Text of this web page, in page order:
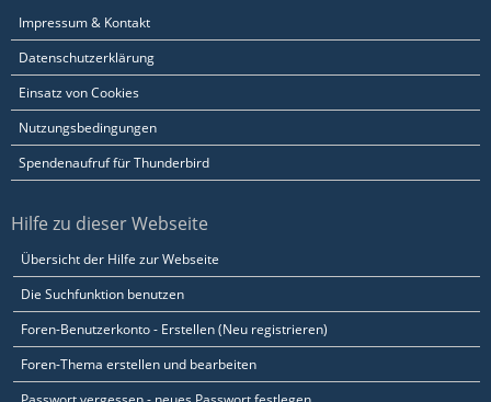
Impressum & Kontakt
Datenschutzerklärung
Einsatz von Cookies
Nutzungsbedingungen
Spendenaufruf für Thunderbird
Hilfe zu dieser Webseite
Übersicht der Hilfe zur Webseite
Die Suchfunktion benutzen
Foren-Benutzerkonto - Erstellen (Neu registrieren)
Foren-Thema erstellen und bearbeiten